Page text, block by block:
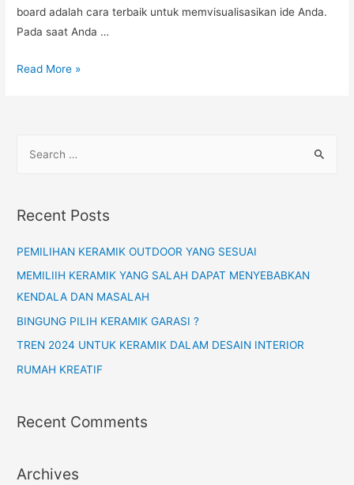
board adalah cara terbaik untuk memvisualisasikan ide Anda.
Pada saat Anda …
Read More »
Recent Posts
PEMILIHAN KERAMIK OUTDOOR YANG SESUAI
MEMILIIH KERAMIK YANG SALAH DAPAT MENYEBABKAN
KENDALA DAN MASALAH
BINGUNG PILIH KERAMIK GARASI ?
TREN 2024 UNTUK KERAMIK DALAM DESAIN INTERIOR
RUMAH KREATIF
Recent Comments
Archives